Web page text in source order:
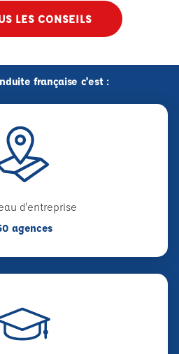
LES CONSEILS
française c'est :
d'entreprise
agences